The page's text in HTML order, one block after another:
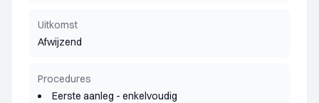
Uitkomst
Afwijzend
Procedures
Eerste aanleg - enkelvoudig